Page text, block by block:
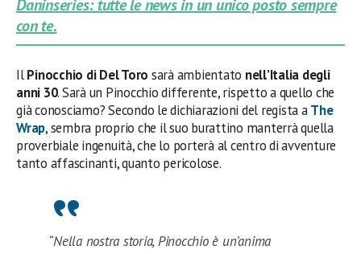
Daninseries: tutte le news in un unico posto sempre
con te.
IlPinocchio di Del Toro sarà ambientato nell’Italia degli
anni 30. Sarà un Pinocchio differente, rispetto a quello che
già conosciamo? Secondo le dichiarazioni del regista aThe
Wrap, sembra proprio che il suo burattino manterrà quella
proverbiale ingenuità, che lo porterà al centro di avventure
tanto affascinanti, quanto pericolose.
“Nella nostra storia, Pinocchio è un’anima